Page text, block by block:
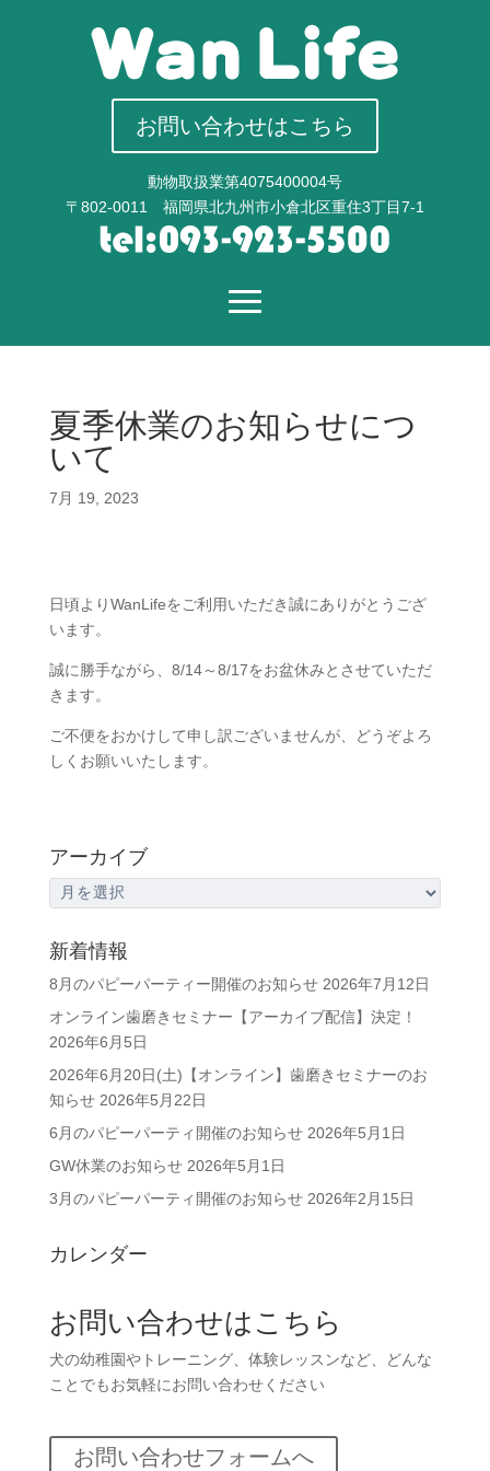
お問い合わせはこちら
動物取扱業第4075400004号
〒802-0011 福岡県北九州市小倉北区重住3丁目7-1
夏季休業のお知らせにつ
いて
7月 19, 2023
日頃よりWanLifeをご利用いただき誠にありがとうござ
います。
誠に勝手ながら、8/14～8/17をお盆休みとさせていただ
きます。
ご不便をおかけして申し訳ございませんが、どうぞよろ
しくお願いいたします。
アーカイブ
ー
カ
イ
ブ
新着情報
8月のパピーパーティー開催のお知らせ 2026年7月12日
オンライン歯磨きセミナー【アーカイブ配信】決定！
2026年6月5日
2026年6月20日(土)【オンライン】歯磨きセミナーのお
知らせ 2026年5月22日
6月のパピーパーティ開催のお知らせ 2026年5月1日
GW休業のお知らせ 2026年5月1日
3月のパピーパーティ開催のお知らせ 2026年2月15日
カレンダー
お問い合わせはこちら
犬の幼稚園やトレーニング、体験レッスンなど、どんな
ことでもお気軽にお問い合わせください
お問い合わせフォームへ